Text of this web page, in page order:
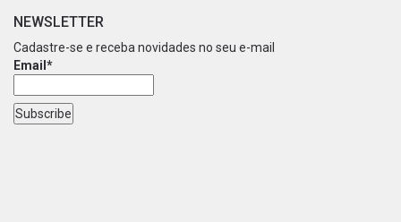
NEWSLETTER
Cadastre-se e receba novidades no seu e-mail
Email*